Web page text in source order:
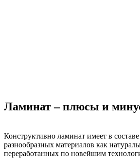
Ламинат – плюсы и
Конструктивно ламинат имеет в составе
разнообразных материалов как
переработанных по новейшим